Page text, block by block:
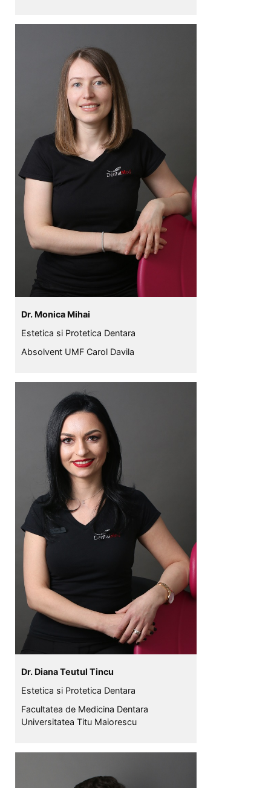
Dr. Monica Mihai
Estetica si Protetica Dentara
Absolvent UMF Carol Davila
Dr. Diana Teutul Tincu
Estetica si Protetica Dentara
Facultatea de Medicina Dentara
Universitatea Titu Maiorescu